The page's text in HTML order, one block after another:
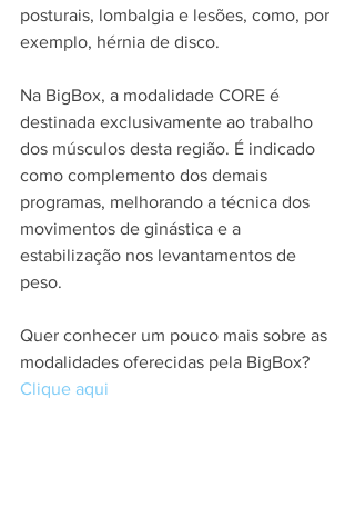
posturais, lombalgia e lesões, como, por
exemplo, hérnia de disco.
Na BigBox, a modalidade CORE é
destinada exclusivamente ao trabalho
dos músculos desta região. É indicado
como complemento dos demais
programas, melhorando a técnica dos
movimentos de ginástica e a
estabilização nos levantamentos de
peso.
Quer conhecer um pouco mais sobre as
modalidades oferecidas pela BigBox?
Clique aqui